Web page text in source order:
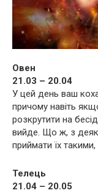
Овен
21.03 – 20.04
У цей день ваш
причому навіть
розкрутити на
вийде. Що ж, з
приймати їх
Телець
21.04 – 20.05